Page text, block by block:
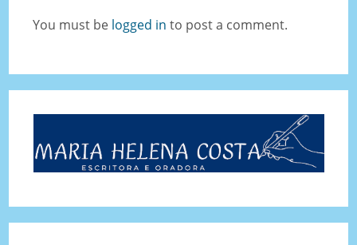
You must be logged in to post a comment.